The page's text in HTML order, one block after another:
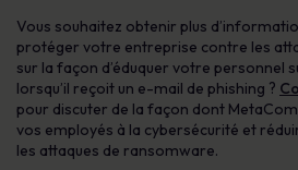
Vous souhaitez obtenir plus
protéger votre entreprise contre les
sur la façon d’éduquer votre personnel
lorsqu’il reçoit un e-mail de phishing ?
pour discuter de la façon dont
vos employés à la cybersécurité et
les attaques de ransomware.